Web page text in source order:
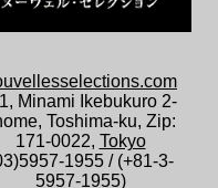
Minami Ikebukuro 2-
Toshima-ku, Zip:
171-0022, Tokyo
1955 / (+81-3-
5957-1955)